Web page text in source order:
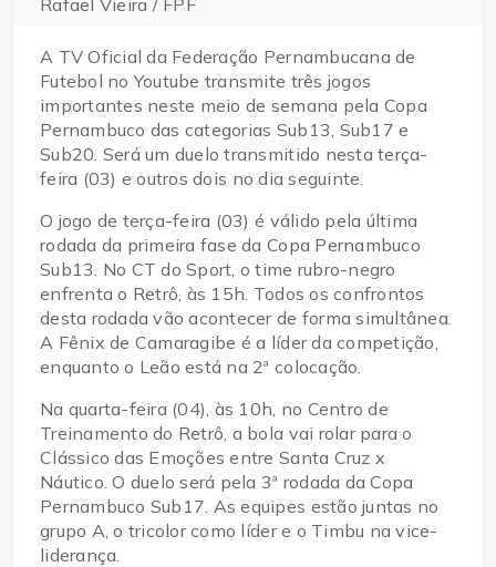
A TV Oficial da Federação Pernambucana de
Futebol no Youtube transmite três jogos
importantes neste meio de semana pela Copa
Pernambuco das categorias Sub13, Sub17 e
Sub20. Será um duelo transmitido nesta terça-
feira (03) e outros dois no dia seguinte.
O jogo de terça-feira (03) é válido pela última
rodada da primeira fase da Copa Pernambuco
Sub13. No CT do Sport, o time rubro-negro
enfrenta o Retrô, às 15h. Todos os confrontos
desta rodada vão acontecer de forma simultânea.
A Fênix de Camaragibe é a líder da competição,
enquanto o Leão está na 2ª colocação.
Na quarta-feira (04), às 10h, no Centro de
Treinamento do Retrô, a bola vai rolar para o
Clássico das Emoções entre Santa Cruz x
Náutico. O duelo será pela 3ª rodada da Copa
Pernambuco Sub17. As equipes estão juntas no
grupo A, o tricolor como líder e o Timbu na vice-
liderança.